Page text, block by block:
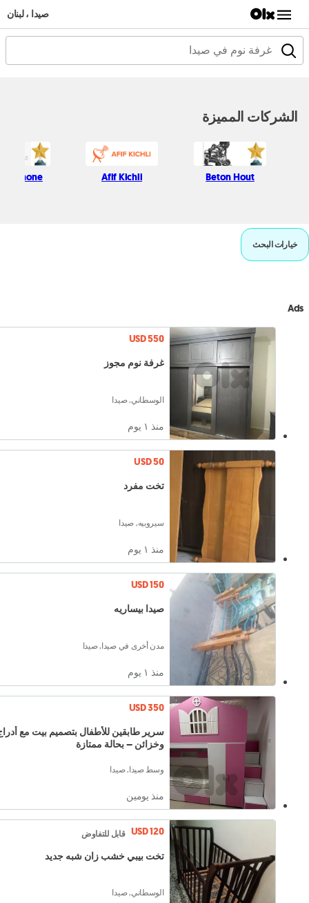
صيدا ، لبنان
الشركات المميزة
Beton Hout
Afif Kichli
Phone
خيارات البحث
Ads
USD 550
غرفة نوم مجوز
الوسطاني, صيدا
منذ ١ يوم
USD 50
تخت مفرد
سيروبيه, صيدا
منذ ١ يوم
USD 150
صيدا بيساريه
مدن أخرى في صيدا, صيدا
منذ ١ يوم
USD 350
سرير طابقين للأطفال بتصميم بيت مع
وخزائن – بحالة ممتازة
وسط صيدا, صيدا
منذ يومين
USD 120 قابل للتفاوض
تخت بيبي خشب زان شبه جديد
الوسطاني, صيدا